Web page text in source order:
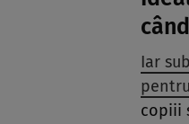
Iar
copiii